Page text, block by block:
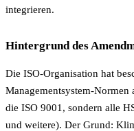
integrieren.
Hintergrund des
Die ISO-Organisation hat
Managementsystem-
die ISO 9001, sondern alle
und weitere). Der Grund: